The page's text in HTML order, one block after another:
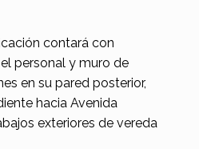
contará con
personal y muro de
en su pared posterior,
hacia Avenida
exteriores de vereda